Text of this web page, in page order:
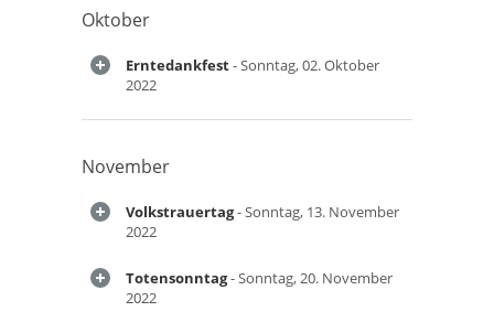
Oktober
Erntedankfest- Sonntag, 02. Oktober
2022
November
Volkstrauertag- Sonntag, 13. November
2022
Totensonntag- Sonntag, 20. November
2022